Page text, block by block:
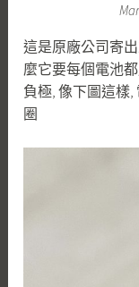
這是原廠公司寄
麼它要每個電池
負極, 像下圖這樣
圈